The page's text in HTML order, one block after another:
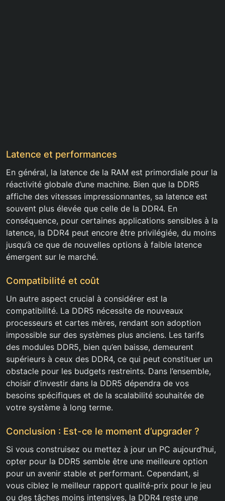
Latence et performances
En général, la latence de la RAM est primordiale pour la
réactivité globale d’une machine. Bien que la DDR5
affiche des vitesses impressionnantes, sa latence est
souvent plus élevée que celle de la DDR4. En
conséquence, pour certaines applications sensibles à la
latence, la DDR4 peut encore être privilégiée, du moins
jusqu’à ce que de nouvelles options à faible latence
émergent sur le marché.
Compatibilité et coût
Un autre aspect crucial à considérer est la
compatibilité. La DDR5 nécessite de nouveaux
processeurs et cartes mères, rendant son adoption
impossible sur des systèmes plus anciens. Les tarifs
des modules DDR5, bien qu’en baisse, demeurent
supérieurs à ceux des DDR4, ce qui peut constituer un
obstacle pour les budgets restreints. Dans l’ensemble,
choisir d’investir dans la DDR5 dépendra de vos
besoins spécifiques et de la scalabilité souhaitée de
votre système à long terme.
Conclusion : Est-ce le moment d’upgrader ?
Si vous construisez ou mettez à jour un PC aujourd’hui,
opter pour la DDR5 semble être une meilleure option
pour un avenir stable et performant. Cependant, si
vous ciblez le meilleur rapport qualité-prix pour le jeu
ou des tâches moins intensives, la DDR4 reste une